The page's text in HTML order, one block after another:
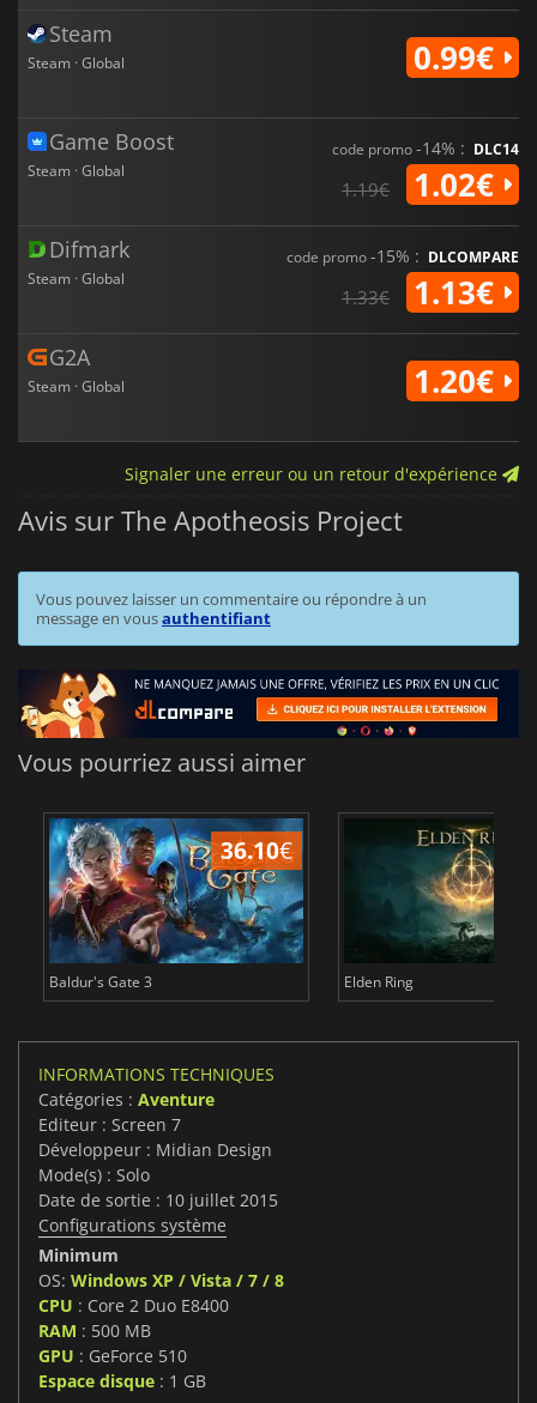
Steam
Steam · Global 0.99€
Game Boost
Steam · Global
code promo-14% : DLC14
1.19€ 1.02€
Difmark
Steam · Global
code promo-15% : DLCOMPARE
1.33€ 1.13€
G2A
Steam · Global 1.20€
Signaler une erreur ou un retour d'expérience
Avis sur The Apotheosis Project
Vous pouvez laisser un commentaire ou répondre à un
message en vousauthentifiant
Vous pourriez aussi aimer
36.10€
Baldur's Gate 3 Elden Ring
INFORMATIONS TECHNIQUES
Catégories : Aventure
Editeur : Screen 7
Développeur : Midian Design
Mode(s) : Solo
Date de sortie : 10 juillet 2015
Configurations système
Minimum
OS: Windows XP / Vista / 7 / 8
CPU : Core 2 Duo E8400
RAM : 500 MB
GPU : GeForce 510
Espace disque : 1 GB